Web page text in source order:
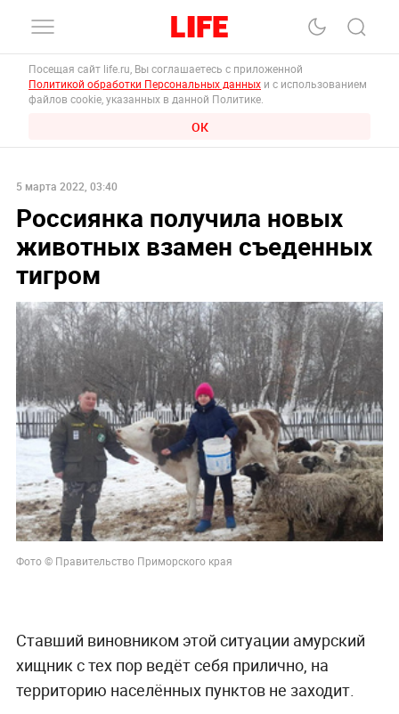
Посещая сайт life.ru, Вы соглашаетесь с приложенной
Политикой обработки Персональных данных и с использованием
файлов cookie, указанных в данной Политике.
ОК
5 марта 2022, 03:40
Россиянка получила новых
животных взамен съеденных
тигром
Фото © Правительство Приморского края
Ставший виновником этой ситуации амурский
хищник с тех пор ведёт себя прилично, на
территорию населённых пунктов не заходит.